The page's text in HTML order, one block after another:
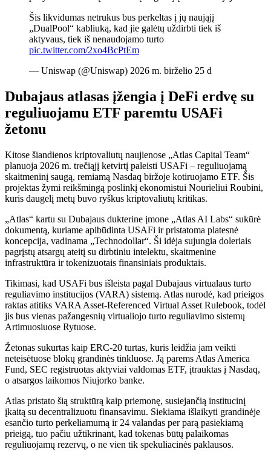
Šis likvidumas netrukus bus perkeltas į jų naująjį
„DualPool“ kabliuką, kad jie galėtų uždirbti tiek iš
aktyvaus, tiek iš nenaudojamo turto
pic.twitter.com/2xo4BcPtEm
— Uniswap (@Uniswap) 2026 m. birželio 25 d
Dubajaus atlasas įžengia į DeFi erdvę su
reguliuojamu ETF paremtu USAFi
žetonu
Kitose šiandienos kriptovaliutų naujienose „Atlas Capital Team“
planuoja 2026 m. trečiąjį ketvirtį paleisti USAFi – reguliuojamą
skaitmeninį saugą, remiamą Nasdaq biržoje kotiruojamo ETF. Šis
projektas žymi reikšmingą poslinkį ekonomistui Nourieliui Roubini,
kuris daugelį metų buvo ryškus kriptovaliutų kritikas.
„Atlas“ kartu su Dubajaus dukterine įmone „Atlas AI Labs“ sukūrė
dokumentą, kuriame apibūdinta USAFi ir pristatoma platesnė
koncepcija, vadinama „Technodollar“. Ši idėja sujungia doleriais
pagrįstų atsargų ateitį su dirbtiniu intelektu, skaitmenine
infrastruktūra ir tokenizuotais finansiniais produktais.
Tikimasi, kad USAFi bus išleista pagal Dubajaus virtualaus turto
reguliavimo institucijos (VARA) sistemą. Atlas nurodė, kad prieigos
raktas atitiks VARA Asset-Referenced Virtual Asset Rulebook, todėl
jis bus vienas pažangesnių virtualiojo turto reguliavimo sistemų
Artimuosiuose Rytuose.
Žetonas sukurtas kaip ERC-20 turtas, kuris leidžia jam veikti
neteisėtuose blokų grandinės tinkluose. Ją parems Atlas America
Fund, SEC registruotas aktyviai valdomas ETF, įtrauktas į Nasdaq,
o atsargos laikomos Niujorko banke.
Atlas pristato šią struktūrą kaip priemonę, susiejančią institucinį
įkaitą su decentralizuotu finansavimu. Siekiama išlaikyti grandinėje
esančio turto perkeliamumą ir 24 valandas per parą pasiekiamą
prieigą, tuo pačiu užtikrinant, kad tokenas būtų palaikomas
reguliuojamų rezervų, o ne vien tik spekuliacinės paklausos.